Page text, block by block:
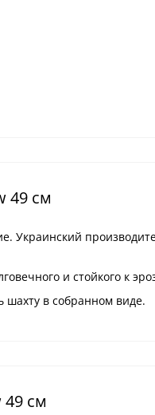
49 см
Украинский
и стойкого к
шахту в собранном виде.
см